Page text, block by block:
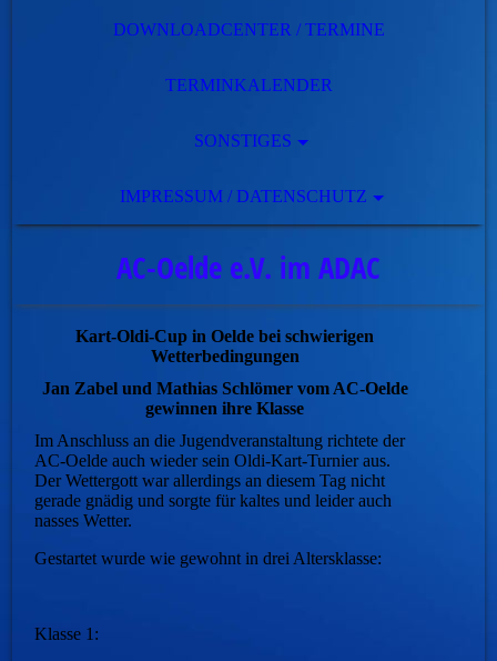
DOWNLOADCENTER / TERMINE
TERMINKALENDER
SONSTIGES
IMPRESSUM / DATENSCHUTZ
AC-Oelde e.V. im ADAC
Kart-Oldi-Cup in Oelde bei schwierigen
Wetterbedingungen
Jan Zabel und Mathias Schlömer vom AC-Oelde
gewinnen ihre Klasse
Im Anschluss an die Jugendveranstaltung richtete der
AC-Oelde auch wieder sein Oldi-Kart-Turnier aus.
Der Wettergott war allerdings an diesem Tag nicht
gerade gnädig und sorgte für kaltes und leider auch
nasses Wetter.
Gestartet wurde wie gewohnt in drei Altersklasse:
Klasse 1: